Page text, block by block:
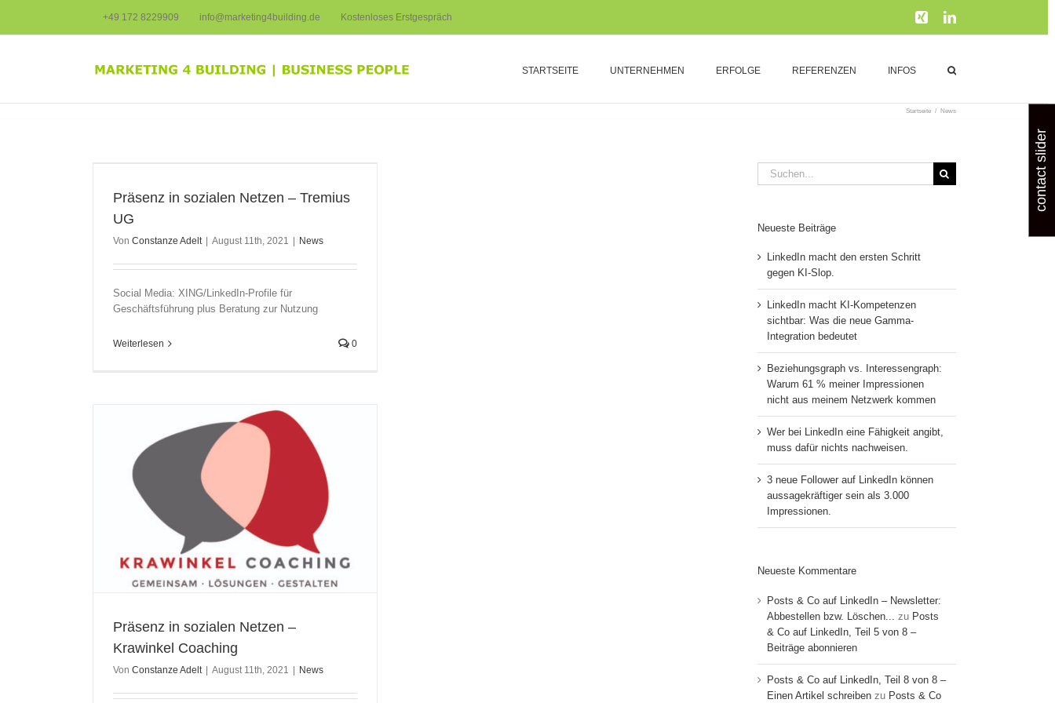
springen
+49 172 8229909 info@marketing4building.de Kostenloses Erstgespräch Xing LinkedIn
STARTSEITE UNTERNEHMEN ERFOLGE REFERENZEN INFOS
Startseite / News
Präsenz in sozialen Netzen – Tremius
UG
Von Constanze Adelt August 11th, 2021 News
Social Media: XING/LinkedIn-Profile für
Geschäftsführung plus Beratung zur Nutzung
Weiterlesen 0
Präsenz in sozialen Netzen –
Krawinkel Coaching
Von Constanze Adelt | August 11th, 2021 | News
Suche
nach:
Neueste Beiträge
LinkedIn macht den ersten Schritt
gegen KI-Slop.
LinkedIn macht KI-Kompetenzen
sichtbar: Was die neue Gamma-
Integration bedeutet
Beziehungsgraph vs. Interessengraph:
Warum 61 % meiner Impressionen
nicht aus meinem Netzwerk kommen
Wer bei LinkedIn eine Fähigkeit angibt,
muss dafür nichts nachweisen.
3 neue Follower auf LinkedIn können
aussagekräftiger sein als 3.000
Impressionen.
Neueste Kommentare
Posts & Co auf LinkedIn – Newsletter:
Abbestellen bzw. Löschen...
zu Posts
& Co auf LinkedIn, Teil 5 von 8 –
Beiträge abonnieren
Posts & Co auf LinkedIn, Teil 8 von 8 –
Einen Artikel schreibenzu Posts & Co
contact slider